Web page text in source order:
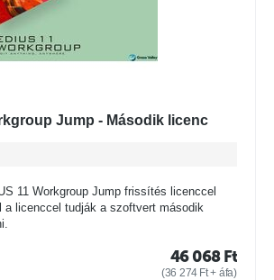
Jump - Második licenc
11 Workgroup Jump frissítés licenccel
a licenccel tudják a szoftvert második
46 068 Ft
(36 274 Ft+ áfa)